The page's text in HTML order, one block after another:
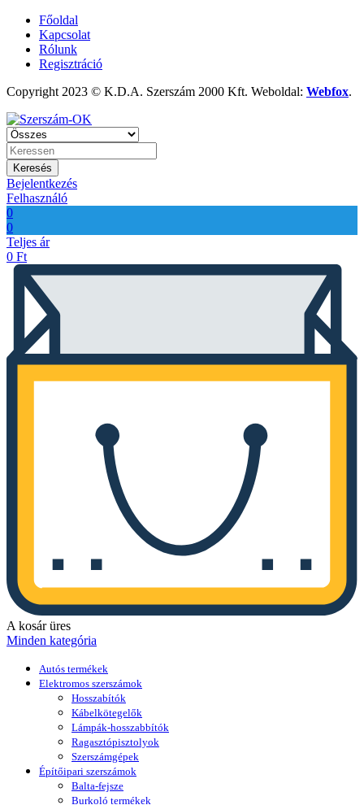
Főoldal
Kapcsolat
Rólunk
Regisztráció
Copyright 2023 © K.D.A. Szerszám 2000 Kft. Weboldal: Webfox.
Keresés
Bejelentkezés
Felhasználó
0
0
Teljes ár
0 Ft
A kosár üres
Minden kategória
Autós termékek
Elektromos szerszámok
Hosszabítók
Kábelkötegelők
Lámpák-hosszabbítók
Ragasztópisztolyok
Szerszámgépek
Építőipari szerszámok
Balta-fejsze
Burkoló termékek